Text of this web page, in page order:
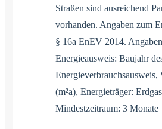
Straßen sind ausreichend
vorhanden. Angaben zum
§ 16a EnEV 2014.
Energieausweis: Baujahr
(m²a), Energieträger: Erdgas
Mindestzeitraum: 3 Monate